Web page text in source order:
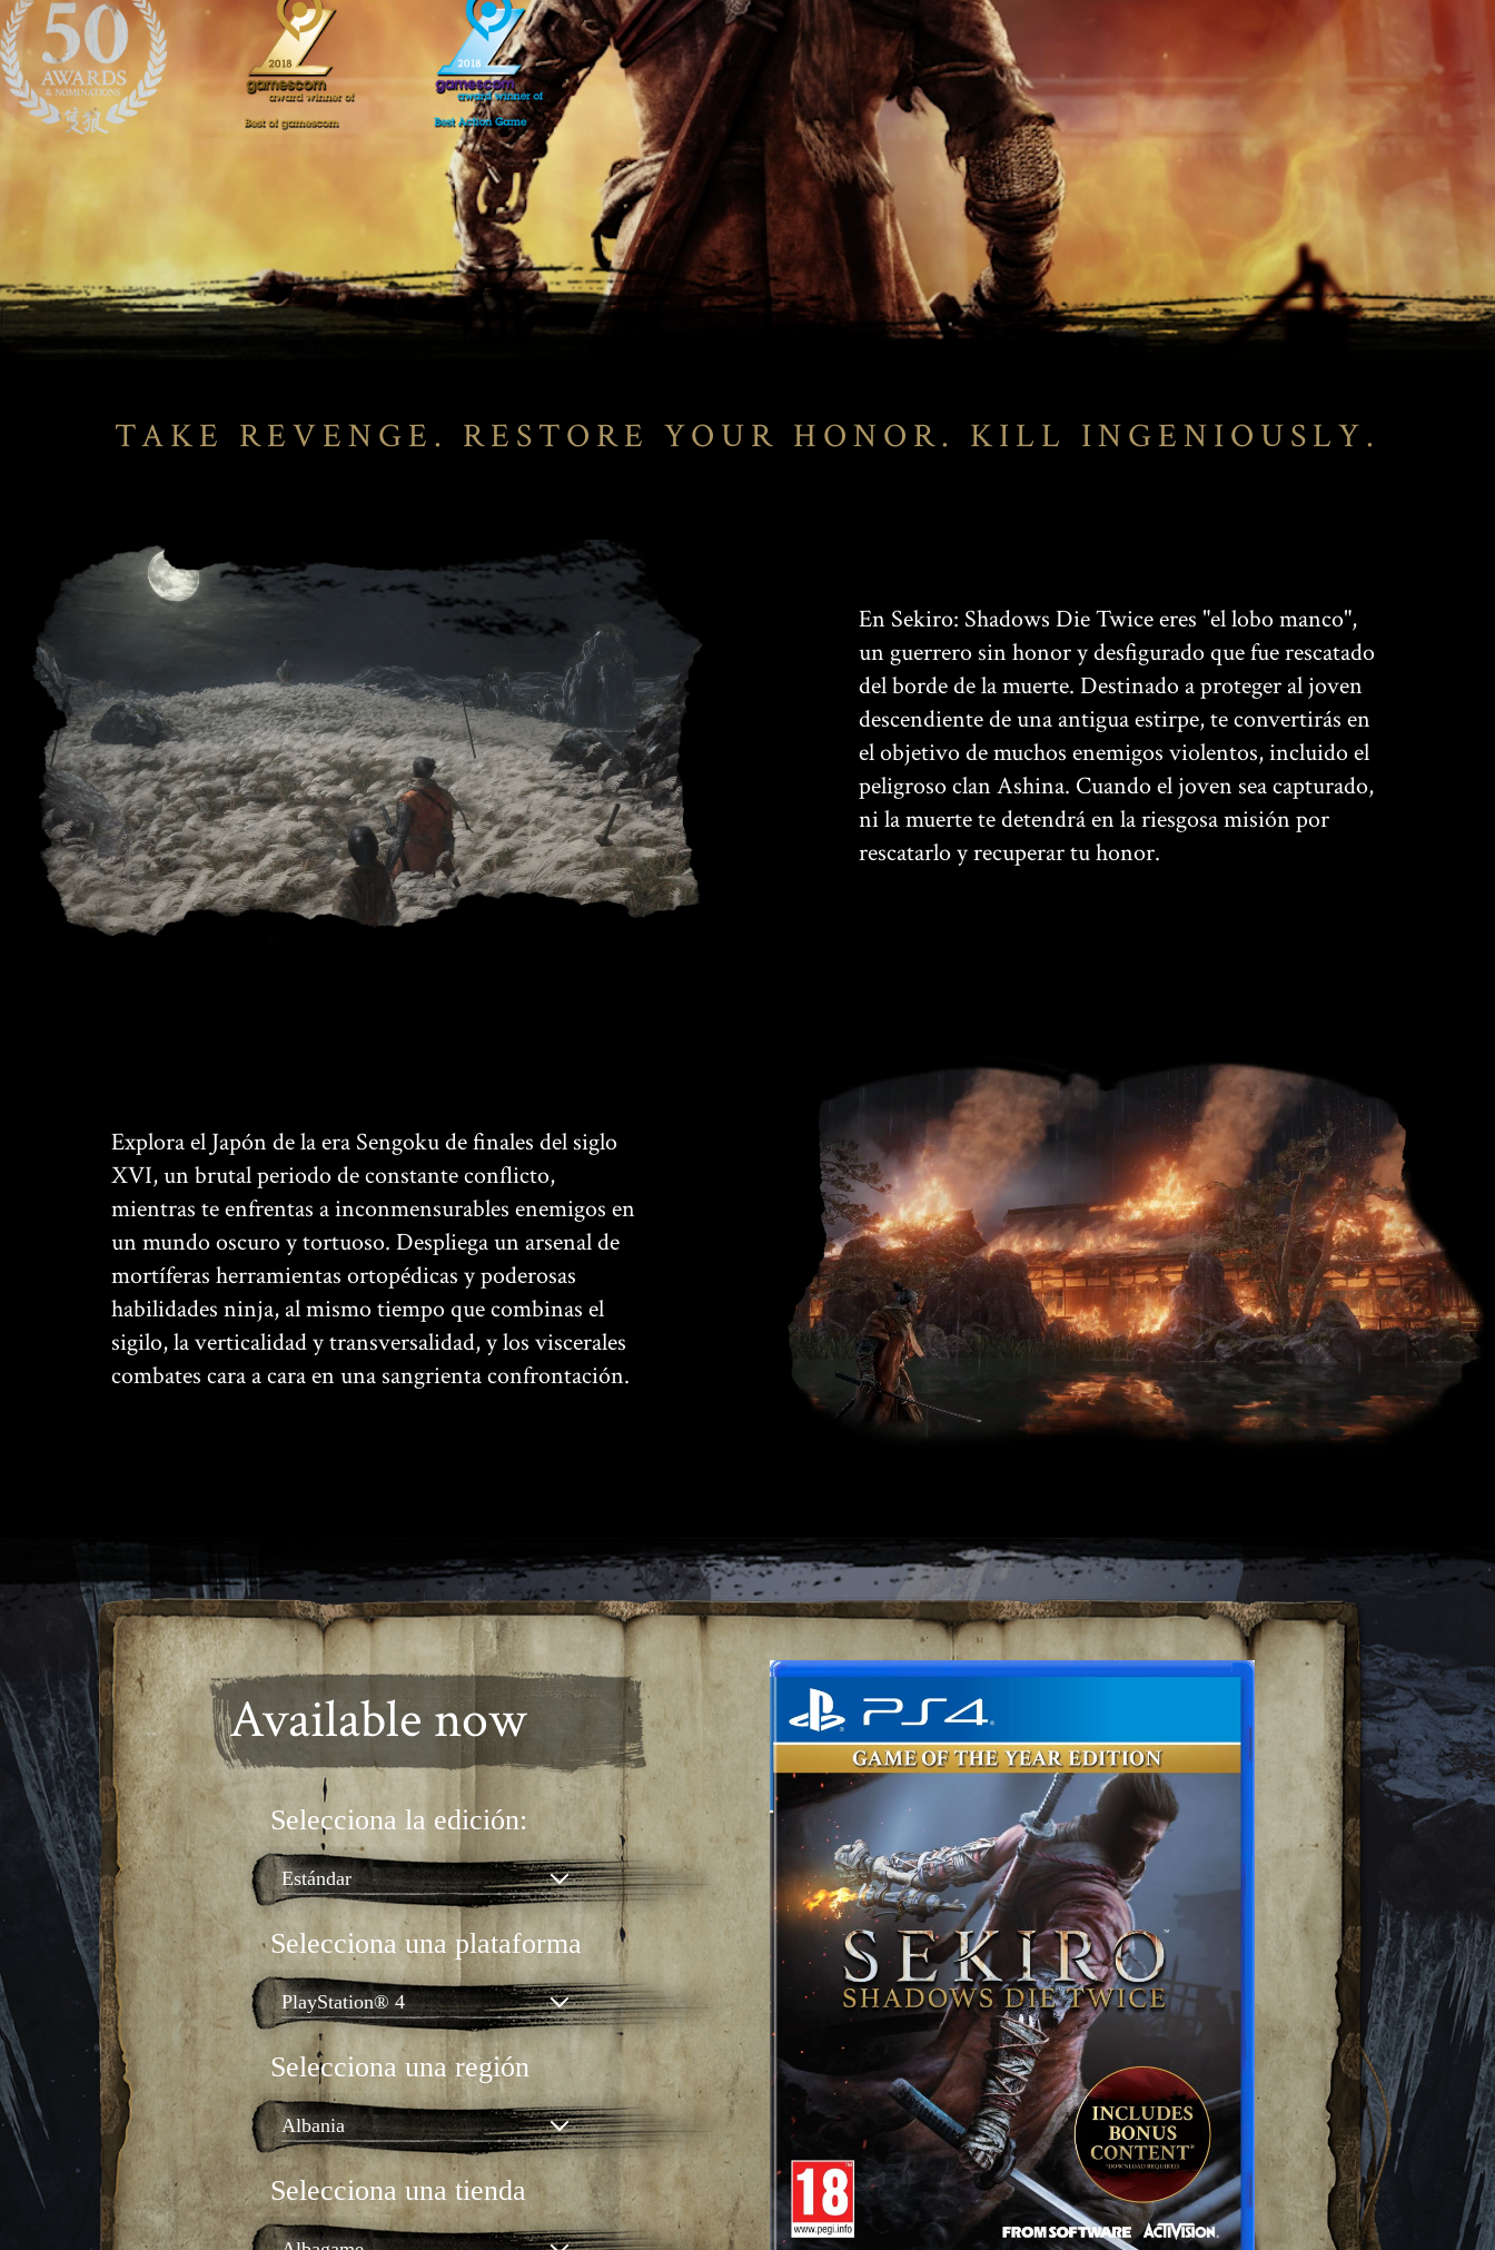
TAKE REVENGE. RESTORE YOUR HONOR. KILL INGENIOUSLY.
En Sekiro: Shadows Die Twice eres "el lobo manco",
un guerrero sin honor y desfigurado que fue rescatado
del borde de la muerte. Destinado a proteger al joven
descendiente de una antigua estirpe, te convertirás en
el objetivo de muchos enemigos violentos, incluido el
peligroso clan Ashina. Cuando el joven sea capturado,
ni la muerte te detendrá en la riesgosa misión por
rescatarlo y recuperar tu honor.
Explora el Japón de la era Sengoku de finales del siglo
XVI, un brutal periodo de constante conflicto,
mientras te enfrentas a inconmensurables enemigos en
un mundo oscuro y tortuoso. Despliega un arsenal de
mortíferas herramientas ortopédicas y poderosas
habilidades ninja, al mismo tiempo que combinas el
sigilo, la verticalidad y transversalidad, y los viscerales
combates cara a cara en una sangrienta confrontación.
available now
selecciona la edición:
Estándar
selecciona una plataforma
PlayStation® 4
selecciona una región
Albania
selecciona una tienda